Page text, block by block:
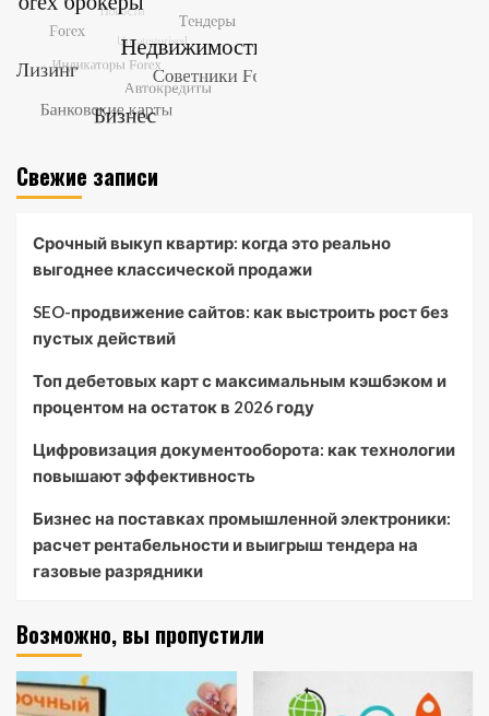
Свежие записи
Срочный выкуп квартир: когда это реально
выгоднее классической продажи
SEO-продвижение сайтов: как выстроить рост без
пустых действий
Топ дебетовых карт с максимальным кэшбэком и
процентом на остаток в 2026 году
Цифровизация документооборота: как технологии
повышают эффективность
Бизнес на поставках промышленной электроники:
расчет рентабельности и выигрыш тендера на
газовые разрядники
Возможно, вы пропустили